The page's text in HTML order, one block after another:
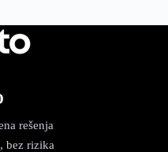
rešenja
bez rizika